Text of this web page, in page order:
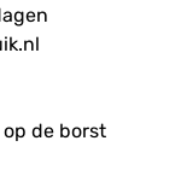
de borst